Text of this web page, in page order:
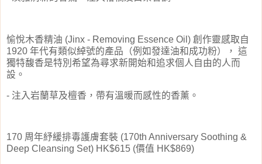
愉悅木香精油 (Jinx - Removing Essence Oil) 創作靈感取自
1920 年代有類似綽號的產品（例如發達油和成功粉）， 這
獨特馥香是特別希望為尋求新開始和追求個人自由的人而
設。
- 注入岩蘭草及檀香，帶有溫暖而感性的香薰 。
170 周年紓緩排毒護膚套裝 (170th Anniversary Soothing &
Deep Cleansing Set) HK$615 (價值 HK$869)